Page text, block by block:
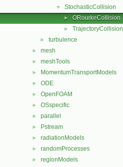
▼ StochasticCollision
► ORourkeCollision
► TrajectoryCollision
► turbulence
► mesh
► meshTools
► MomentumTransportModels
► ODE
► OpenFOAM
► OSspecific
► parallel
► Pstream
► radiationModels
► randomProcesses
► regionModels